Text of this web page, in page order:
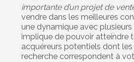
importante d’un projet de
vendre dans les meilleures
une dynamique avec
implique de pouvoir atteindre
acquéreurs potentiels dont
recherche correspondent à